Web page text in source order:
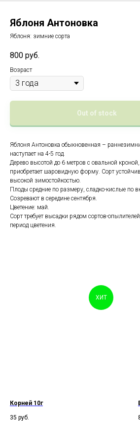
Яблоня Антоновка
Яблоня: зимние сорта
800 руб.
Возраст
Out of stock
Яблоня Антоновка обыкновенная –
наступает на 4-5 год.
Дерево высотой до 6 метров с овальной
приобретает шаровидную форму. Сорт
высокой зимостойкостью.
Плоды средние по размеру, сладко-кислые по
Созревают в середине сентября.
Цветение: май.
Сорт требует высадки рядом сортов-
период цветения.
ХИТ
Корней 10г
35 руб.